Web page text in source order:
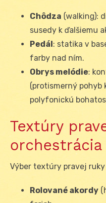
Chôdza (walking):
susedy k ďalšiemu
Pedál: statika v
farby nad ním.
Obrys melódie:
(protismerný
polyfonickú
Textúry
orchestrácia
Výber textúry pravej
Rolované akordy